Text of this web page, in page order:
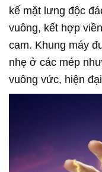
kế mặt lưng độc
vuông, kết hợp
cam. Khung máy
nhẹ ở các mép
vuông vức, hiện